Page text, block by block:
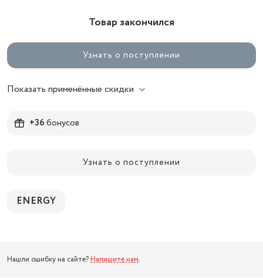
Товар закончился
Узнать о поступлении
Показать применённые скидки
+36бонусов
Узнать о поступлении
ENERGY
Нашли ошибку на сайте? Напишите нам.